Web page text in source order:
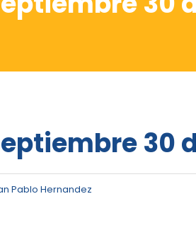
30
Pablo Hernandez